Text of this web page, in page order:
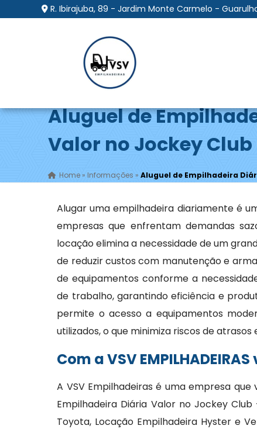
R. Ibirajuba, 89 - Jardim Monte Carmelo -
Aluguel de
Valor no Jockey Club
Home »Informações »Aluguel de Empilhadeira
Alugar uma empilhadeira diariamente é
empresas que enfrentam demandas
locação elimina a necessidade de um
de reduzir custos com manutenção e
de equipamentos conforme a
de trabalho, garantindo eficiência e
permite o acesso a equipamentos
utilizados, o que minimiza riscos de
Com a VSV
A VSV Empilhadeiras é uma empresa
Empilhadeira Diária Valor no Jockey
Toyota, Locação Empilhadeira Hyster e